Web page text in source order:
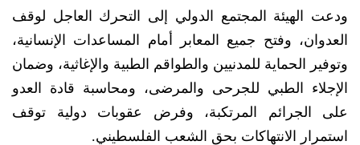
ودعت الهيئة المجتمع الدولي إلى التحرك العاجل لوقف
العدوان، وفتح جميع المعابر أمام المساعدات الإنسانية،
وتوفير الحماية للمدنيين والطواقم الطبية والإغاثية، وضمان
الإجلاء الطبي للجرحى والمرضى، ومحاسبة قادة العدو
على الجرائم المرتكبة، وفرض عقوبات دولية توقف
استمرار الانتهاكات بحق الشعب الفلسطيني.